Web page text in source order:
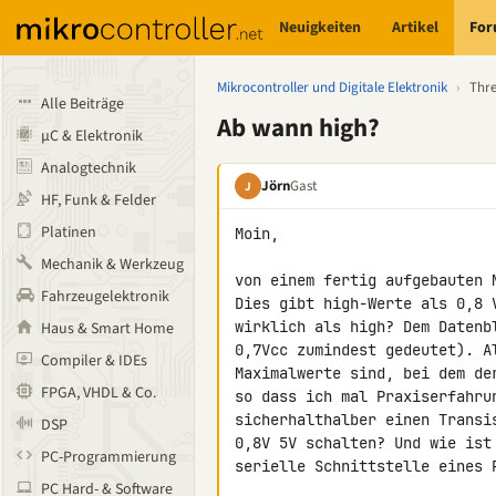
Neuigkeiten Artikel
Alle Beiträge
µC & Elektronik
Analogtechnik
HF, Funk & Felder
Platinen
Mechanik & Werkzeug
Fahrzeugelektronik
Haus & Smart Home
Compiler & IDEs
FPGA, VHDL & Co.
DSP
PC-Programmierung
PC Hard- & Software
Mikrocontroller und Digitale Elektronik ›
Ab wann high?
J JörnGast
Moin,
von einem fertig aufgebauten
Dies gibt high-Werte als 0,8
wirklich als high? Dem
0,7Vcc zumindest gedeutet).
Maximalwerte sind, bei dem
so dass ich mal
sicherhalthalber einen
0,8V 5V schalten? Und wie
serielle Schnittstelle eines